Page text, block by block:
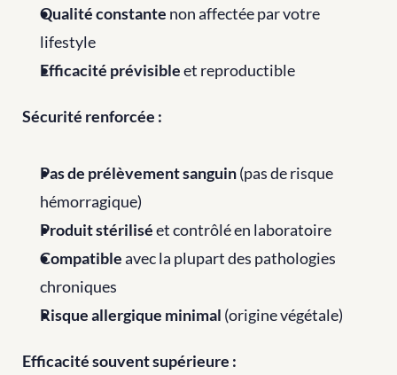
Qualité constante non affectée par votre
lifestyle
Efficacité prévisible et reproductible
Sécurité renforcée :
Pas de prélèvement sanguin (pas de risque
hémorragique)
Produit stérilisé et contrôlé en laboratoire
Compatible avec la plupart des pathologies
chroniques
Risque allergique minimal (origine végétale)
Efficacité souvent supérieure :